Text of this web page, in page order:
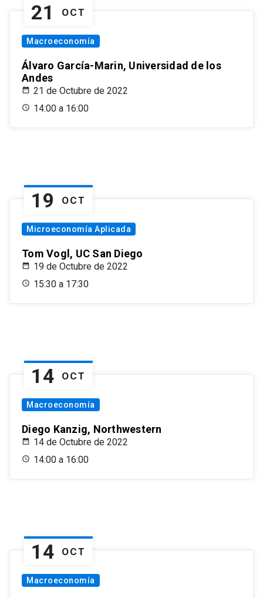
21 OCT
Macroeconomía
Álvaro García-Marin, Universidad de los
Andes
21 de Octubre de 2022
14:00 a 16:00
19 OCT
Microeconomía Aplicada
Tom Vogl, UC San Diego
19 de Octubre de 2022
15:30 a 17:30
14 OCT
Macroeconomía
Diego Kanzig, Northwestern
14 de Octubre de 2022
14:00 a 16:00
14 OCT
Macroeconomía